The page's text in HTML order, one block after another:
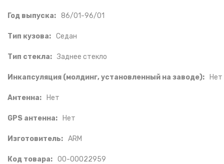
Год выпуска: 86/01-96/01
Тип кузова: Седан
Тип стекла: Заднее стекло
Инкапсуляция (молдинг, установленный на заводе): Нет
Антенна: Нет
GPS антенна: Нет
Изготовитель: ARM
Код товара: 00-00022959